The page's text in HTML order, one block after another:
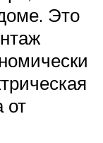
Это
от